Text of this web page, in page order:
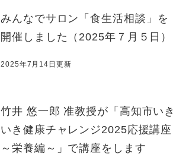
みんなでサロン「食生活相談」を
開催しました（2025年７月５日）
2025年7月14日更新
竹井 悠一郎 准教授が「高知市いき
いき健康チャレンジ2025応援講座
～栄養編～」で講座をします